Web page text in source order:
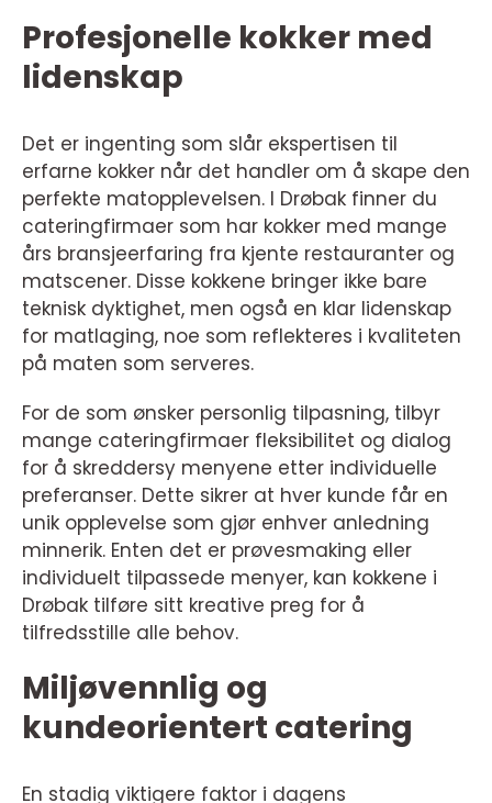
Profesjonelle kokker med
lidenskap
Det er ingenting som slår ekspertisen til
erfarne kokker når det handler om å skape den
perfekte matopplevelsen. I Drøbak finner du
cateringfirmaer som har kokker med mange
års bransjeerfaring fra kjente restauranter og
matscener. Disse kokkene bringer ikke bare
teknisk dyktighet, men også en klar lidenskap
for matlaging, noe som reflekteres i kvaliteten
på maten som serveres.
For de som ønsker personlig tilpasning, tilbyr
mange cateringfirmaer fleksibilitet og dialog
for å skreddersy menyene etter individuelle
preferanser. Dette sikrer at hver kunde får en
unik opplevelse som gjør enhver anledning
minnerik. Enten det er prøvesmaking eller
individuelt tilpassede menyer, kan kokkene i
Drøbak tilføre sitt kreative preg for å
tilfredsstille alle behov.
Miljøvennlig og
kundeorientert catering
En stadig viktigere faktor i dagens